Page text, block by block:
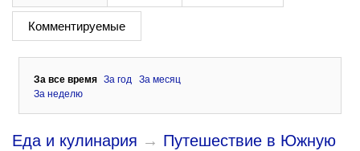
Комментируемые
За все время За год
За месяц
За неделю
Еда и кулинария → Путешествие в Южную